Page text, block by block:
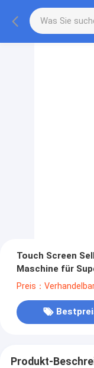
Touch Screen
Maschine für
Preis：
Produkt-